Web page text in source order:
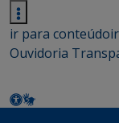
ir para conteúdo
Ouvidoria